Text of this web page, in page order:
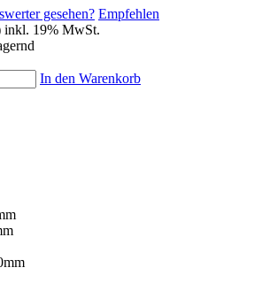
gesehen? Empfehlen
inkl. 19% MwSt.
In den Warenkorb